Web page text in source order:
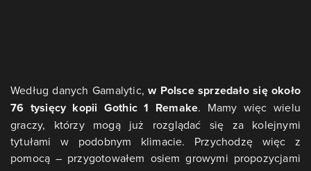
Według danych Gamalytic,w Polsce sprzedało się około
76 tysięcy kopii Gothic 1 Remake. Mamy więc wielu
graczy, którzy mogą już rozglądać się za kolejnymi
tytułami w podobnym klimacie. Przychodzę więc z
pomocą – przygotowałem osiem growymi propozycjami